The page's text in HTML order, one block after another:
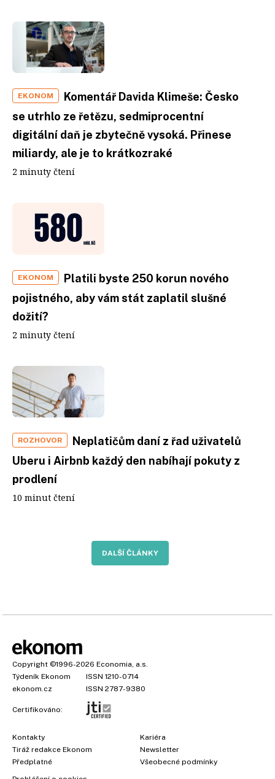
EKONOM
Komentář Davida Klimeše: Česko
se utrhlo ze řetězu, sedmiprocentní
digitální daň je zbytečně vysoká. Přinese
miliardy, ale je to krátkozraké
2 minuty čtení
EKONOM
Platili byste 250 korun nového
pojistného, aby vám stát zaplatil slušné
dožití?
2 minuty čtení
ROZHOVOR
Neplatičům daní z řad uživatelů
Uberu i Airbnb každý den nabíhají pokuty z
prodlení
10 minut čtení
DALŠÍ ČLÁNKY
Copyright ©1996-2026 Economia, a.s.
Týdeník Ekonom
ISSN 1210-0714
ekonom.cz
ISSN 2787-9380
Certifikováno:
Kontakty
Tiráž redakce Ekonom
Předplatné
Kariéra
Newsletter
Všeobecné podmínky